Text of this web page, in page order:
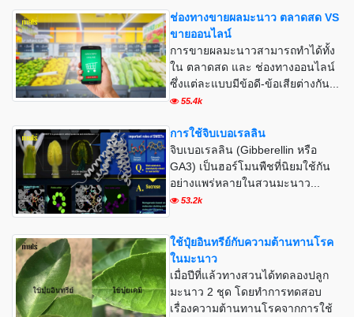
ช่องทางขายผลมะนาว ตลาดสด VS
ขายออนไลน์
การขายผลมะนาวสามารถทำได้ทั้ง
ใน ตลาดสด และ ช่องทางออนไลน์
ซึ่งแต่ละแบบมีข้อดี-ข้อเสียต่างกัน...
55.4k
การใช้จิบเบอเรลลิน
จิบเบอเรลลิน (Gibberellin หรือ
GA3) เป็นฮอร์โมนพืชที่นิยมใช้กัน
อย่างแพร่หลายในสวนมะนาว...
53.2k
ใช้ปุ๋ยอินทรีย์กับความต้านทานโรค
ในมะนาว
เมื่อปีที่แล้วทางสวนได้ทดลองปลูก
มะนาว 2 ชุด โดยทำการทดสอบ
เรื่องความต้านทานโรคจากการใช้